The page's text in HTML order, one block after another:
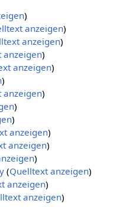
)
anzeigen)
anzeigen)
anzeigen)
anzeigen)
)
anzeigen)
)
)
anzeigen)
anzeigen)
)
(Quelltext anzeigen)
anzeigen)
anzeigen)